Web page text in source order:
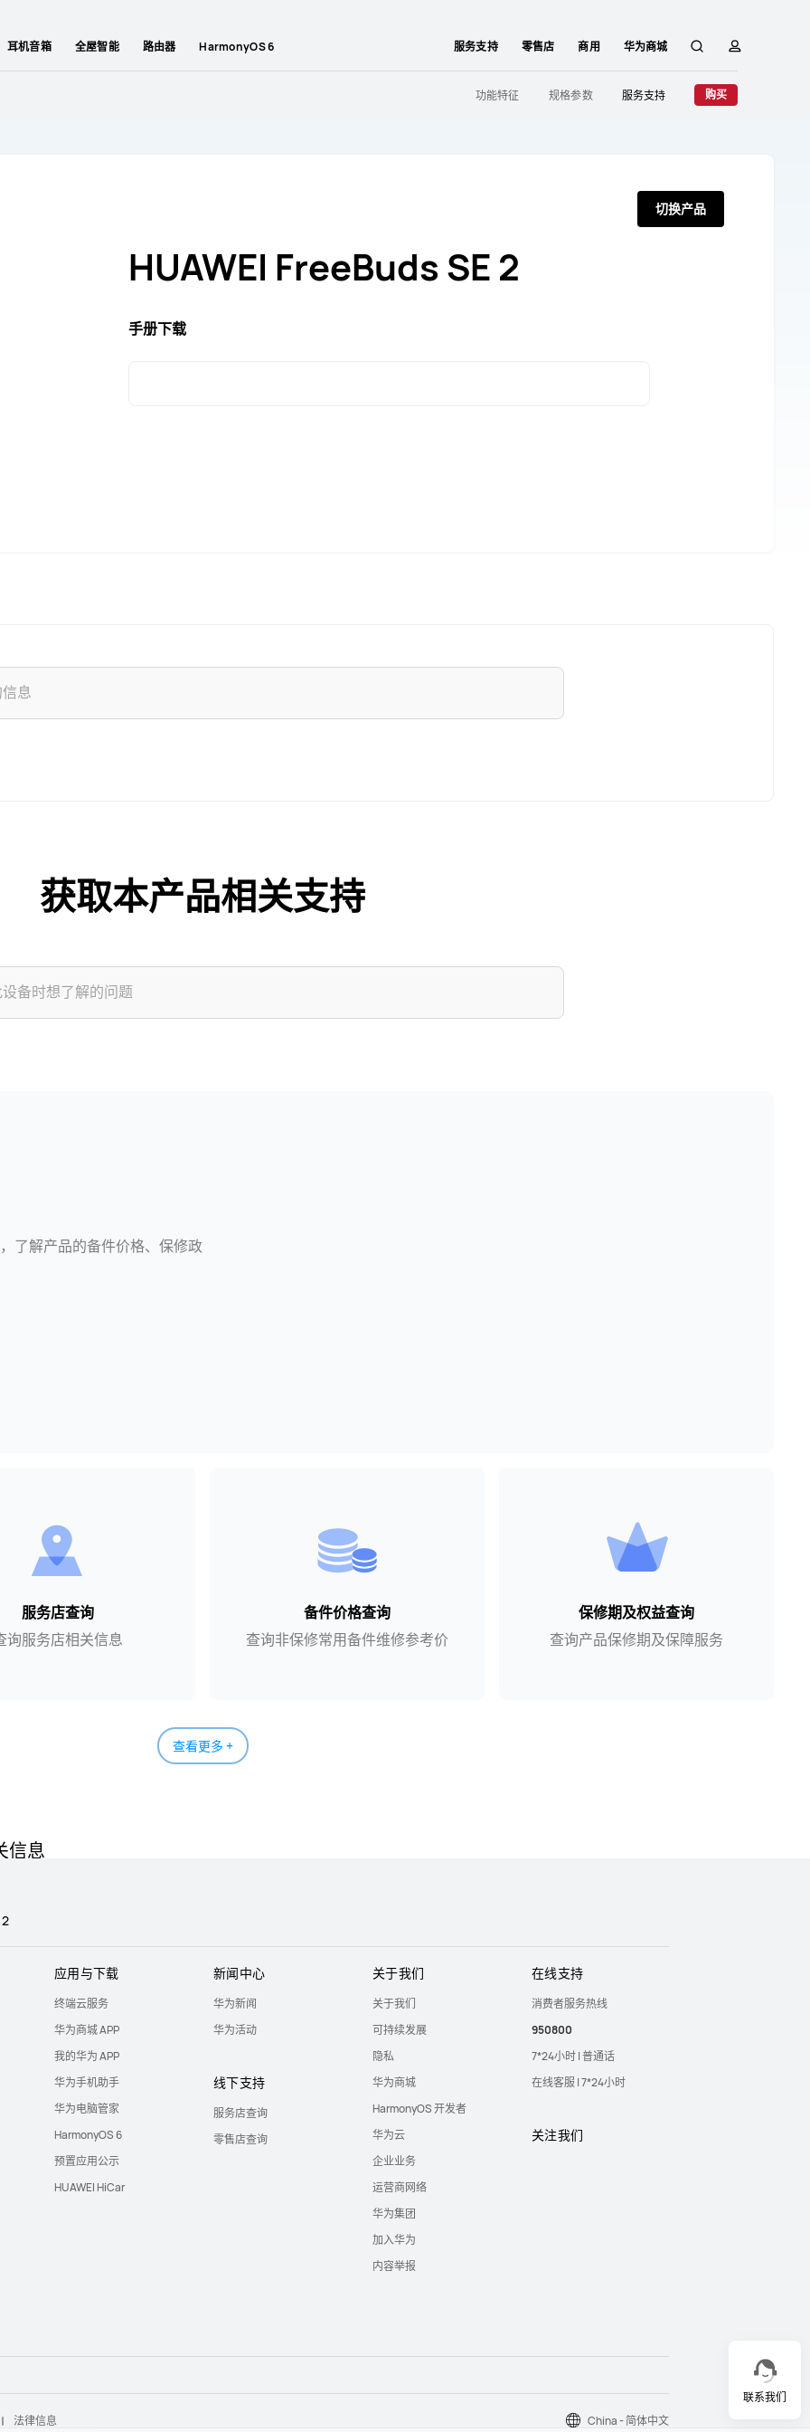
耳机音箱 全屋智能 路由器 HarmonyOS 6 服务支持 零售店 商用 华为商城
搜 简
功能特征 规格参数 服务支持 购买
HUAWEI FreeBuds SE 2
手册下载
切换产品
获取本产品相关支持
了解产品的备件价格、保修政
服务店查询
询服务店相关信息
备件价格查询
查询非保修常用备件维修参考价
保修期及权益查询
查询产品保修期及保障服务
查看更多 +
信息
联系我们
应用与下载
终端云服务
华为商城 APP
我的华为 APP
华为手机助手
华为电脑管家
HarmonyOS 6
预置应用公示
HUAWEI HiCar
新闻中心
华为新闻
华为活动
线下支持
服务店查询
零售店查询
关于我们
关于我们
可持续发展
隐私
华为商城
HarmonyOS 开发者
华为云
企业业务
运营商网络
华为集团
加入华为
内容举报
在线支持
消费者服务热线
950800
7*24小时 | 普通话
在线客服 | 7*24小时
关注我们
法律信息 China - 简体中文